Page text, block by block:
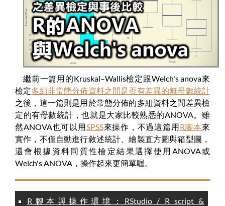
繼前一篇用的Kruskal–Wallis檢定跟Welch's anova來
檢定多組非常態分佈資料之間是否有差異的無母數統計
之後，這一篇則是用於常態分佈的多組資料之間差異檢
定的有母數統計，也就是大家比較熟悉的ANOVA。雖
然ANOVA也可以用SPSS來操作，不過這篇用R腳本來
實作，不僅自動進行敘述統計、繪製直方圖與箱型圖，
還會根據資料同質性檢定結果選擇使用ANOVA或
Welch's ANOVA，操作起來更簡單喔。
R腳本與操作環境：RStudio / R script &